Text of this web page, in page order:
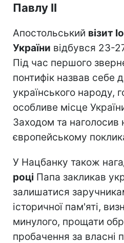
Павлу II
Апостольський візит
України відбувся 23-
Під час першого
понтифік назвав себе
українського народу,
особливе місце
Заходом та наголосив
європейському
У Нацбанку також
році Папа закликав
залишатися
історичної пам'яті,
минулого, прощати
пробачення за власні